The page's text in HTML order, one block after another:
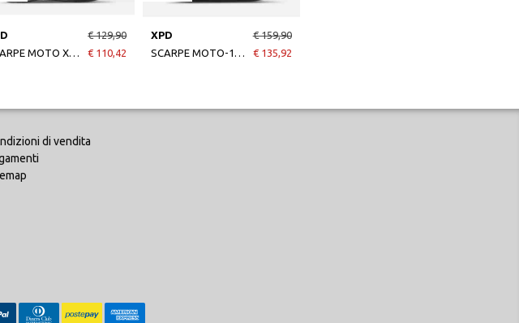
SCARPE MOTO X-RADICAL NERO/GRIGIO
€ 129,90
€ 110,42
XPD
SCARPE MOTO-1 SNEAKERS BLU/GRIGIO/NERO
€ 159,90
€ 135,92
di vendita